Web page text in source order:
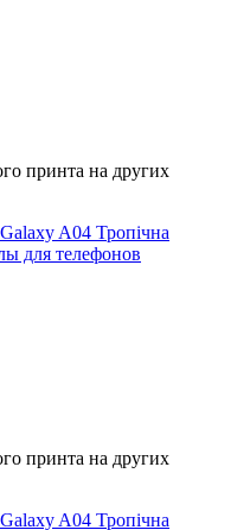
принта на других
принта на других